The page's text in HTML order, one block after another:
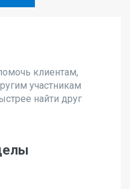
клиентам,
участникам
найти друг